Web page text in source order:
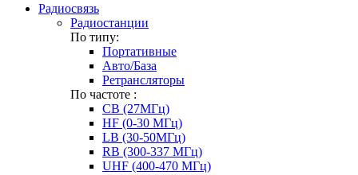
Радиосвязь
Радиостанции
По типу:
Портативные
Авто/База
Ретрансляторы
По частоте :
CB (27МГц)
HF (0-30 МГц)
LB (30-50МГц)
RB (300-337 МГц)
UHF (400-470 МГц)